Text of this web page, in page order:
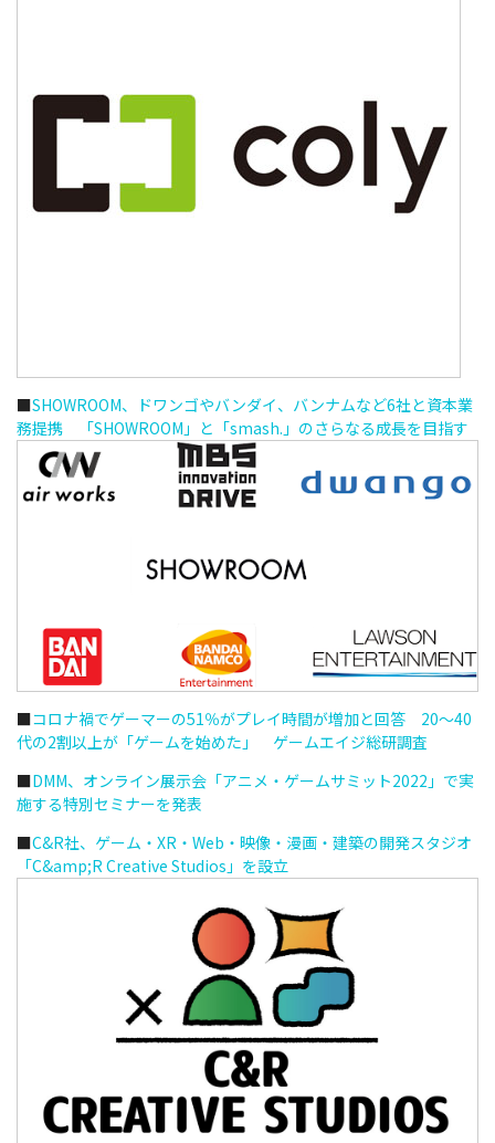
■SHOWROOM、ドワンゴやバンダイ、バンナムなど6社と資本業
務提携 「SHOWROOM」と「smash.」のさらなる成長を目指す
■コロナ禍でゲーマーの51％がプレイ時間が増加と回答 20～40
代の2割以上が「ゲームを始めた」 ゲームエイジ総研調査
■DMM、オンライン展示会「アニメ・ゲームサミット2022」で実
施する特別セミナーを発表
■C&R社、ゲーム・XR・Web・映像・漫画・建築の開発スタジオ
「C&amp;R Creative Studios」を設立